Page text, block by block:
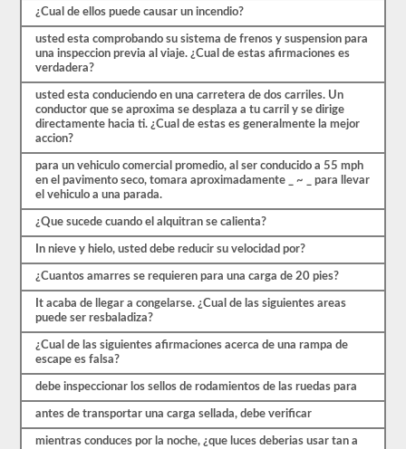
ocho
exámenes
práctica
disponibles
forma
gratuita.
Asegúrate
realizar
todas
pruebas
y
tener
un
buen
conocimiento
del
material
antes
salir
para
real.
¿Cual de ellos puede causar un incendio?
usted esta comprobando su sistema de frenos y suspension para
una inspeccion previa al viaje. ¿Cual de estas afirmaciones es
verdadera?
usted esta conduciendo en una carretera de dos carriles. Un
conductor que se aproxima se desplaza a tu carril y se dirige
directamente hacia ti. ¿Cual de estas es generalmente la mejor
accion?
para un vehiculo comercial promedio, al ser conducido a 55 mph
en el pavimento seco, tomara aproximadamente _ ~ _ para llevar
el vehiculo a una parada.
¿Que sucede cuando el alquitran se calienta?
In nieve y hielo, usted debe reducir su velocidad por?
¿Cuantos amarres se requieren para una carga de 20 pies?
It acaba de llegar a congelarse. ¿Cual de las siguientes areas
puede ser resbaladiza?
¿Cual de las siguientes afirmaciones acerca de una rampa de
escape es falsa?
debe inspeccionar los sellos de rodamientos de las ruedas para
antes de transportar una carga sellada, debe verificar
mientras conduces por la noche, ¿que luces deberias usar tan a